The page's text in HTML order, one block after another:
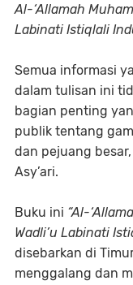
Al-‘Allamah
Labinati Istiqlali
Semua informasi
dalam tulisan ini
bagian penting
publik tentang
dan pejuang
Asy’ari.
Buku ini “Al-
Wadli’u Labinati
disebarkan di
menggalang dan